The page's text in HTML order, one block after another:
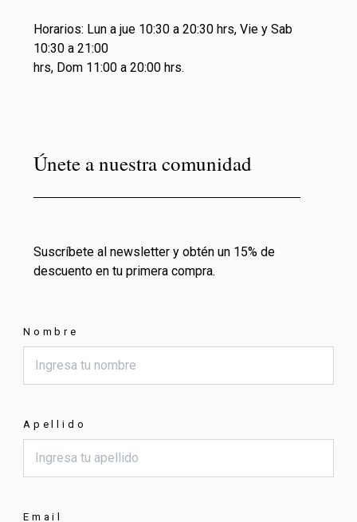
Horarios: Lun a jue 10:30 a 20:30 hrs, Vie y Sab
10:30 a 21:00
hrs, Dom 11:00 a 20:00 hrs.
Únete a nuestra comunidad
Suscríbete al newsletter y obtén un 15% de
descuento en tu primera compra.
Nombre
Apellido
Email